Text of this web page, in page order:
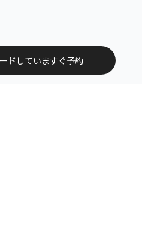
ドしていますぐ予約